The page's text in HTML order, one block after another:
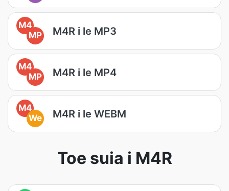
M4
MP
M4R i le MP3
M4
MP
M4R i le MP4
M4
We
M4R i le WEBM
Toe suia i M4R